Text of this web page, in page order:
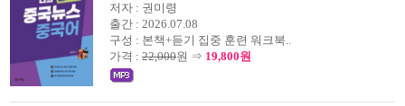
저자 : 권미령
출간 : 2026.07.08
구성 : 본책+듣기 집중 훈련 워크북..
가격 : 22,000원 ⇒ 19,800원